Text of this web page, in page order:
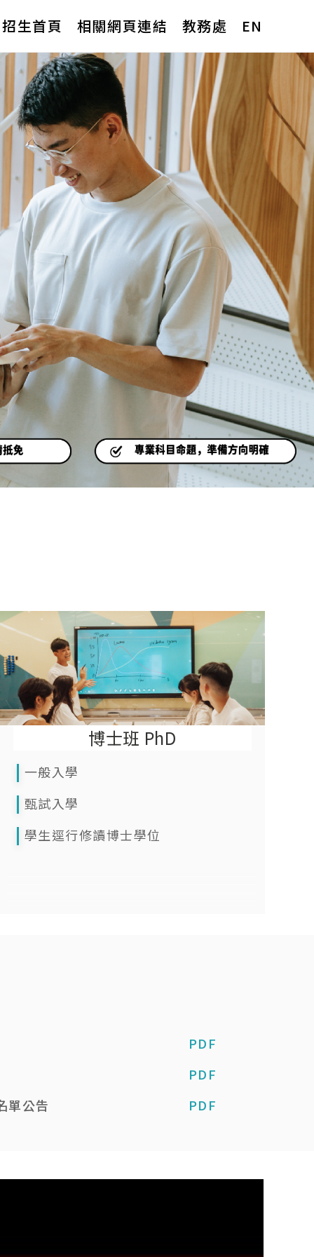
招生首頁 相關網頁連結 教務處 EN
博士班 PhD
一般入學
甄試入學
學生逕行修讀博士學位
PDF
PDF
單公告
PDF